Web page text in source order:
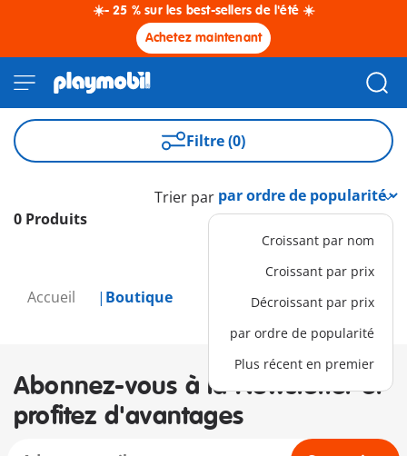
☀️- 25 % sur les best-sellers de l'été ☀️
Achetez maintenant
Accueil Boutique
Filtre (0)
0 Produits
Trier par
Croissant par nom
Croissant par prix
Décroissant par prix
par ordre de popularité
Plus récent en premier
Abonnez-vous à la Newsletter et
profitez d'avantages